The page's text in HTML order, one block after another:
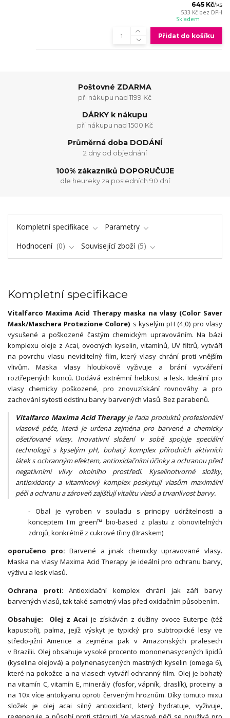
645 Kč/ks
533 Kč bez DPH
Skladem
Přidat do košíku
Poštovné ZDARMA
při nákupu nad 1199 Kč
DÁRKY k nákupu
při nákupu nad 1500 Kč
Průměrná doba DODÁNÍ
2 dny od objednání
100% zákazníků DOPORUČUJE
dle heureky za posledních 90 dní
Kompletní specifikace
Parametry
Hodnocení
0 Související zboží 5
Kompletní specifikace
Vitalfarco Maxima Acid Therapy maska na vlasy (Color Saver
Mask/Maschera Protezione Colore) s kyselým pH (4,0) pro vlasy
vysušené a poškozené častým chemickým upravováním. Na bázi
komplexu oleje z Acai, ovocných kyselin, vitamínů, UV filtrů, vytváří
na povrchu vlasu neviditelný film, který vlasy chrání proti vnějším
vlivům. Maska vlasy hloubkově vyživuje a brání vytváření
roztřepených konců. Dodává extrémní hebkost a lesk. Ideální pro
vlasy chemicky poškozené, pro znovuzískání rovnováhy a pro
zachování sytosti odstínu barvy barvených vlasů. Bez parabenů.
Vitalfarco Maxima Acid Therapyje řada produktů profesionální
vlasové péče, která je určena zejména pro barvené a chemicky
ošetřované vlasy. Inovativní složení v sobě spojuje speciální
technologii s kyselým pH, bohatý komplex přírodních aktivních
látek s ochranným efektem, antioxidačními účinky a ochranou před
negativními vlivy okolního prostředí. Kyselinotvorné složky,
antioxidanty a vitamínový komplex poskytují vlasům maximální
péči a ochranu a zároveň zajišťují vitalitu vlasů a trvanlivost barvy.
- Obal je vyroben v souladu s principy udržitelnosti a
konceptem I'm green™ bio-based z plastu z obnovitelných
zdrojů, konkrétně z cukrové třiny (Braskem)
oporučeno pro: Barvené a jinak chemicky upravované vlasy.
Maska na vlasy Maxima Acid Therapy je ideální pro ochranu barvy,
výživu a lesk vlasů.
Ochrana proti: Antioxidační komplex chrání jak záři barvy
barvených vlasů, tak také samotný vlas před oxidačním působením.
Obsahuje:
Olej z Acai je získáván z dužiny ovoce Euterpe (též
kapustoň), palma, jejíž výskyt je typický pro subtropické lesy ve
středo-jižní Americe a zejména pak v Amazonských pralesech
v Brazílii. Olej obsahuje vysoké procento mononenasycených lipidů
(kyselina olejová) a polynenasycených mastných kyselin (omega 6),
které na pokožce a na vlasech vytváří ochranný film. Olej je bohatý
na vitamín C, vitamín E, minerály (fosfor, vápník, draslík), proteiny a
na 10x více antokyanu oproti červeným hroznům. Díky tomuto mixu
složek je olej acai silný antioxidant, který hydratuje, vyživuje,